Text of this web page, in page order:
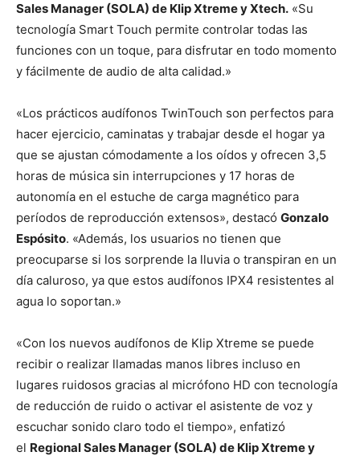
Sales Manager (SOLA) de Klip Xtreme y Xtech. «Su
tecnología Smart Touch permite controlar todas las
funciones con un toque, para disfrutar en todo momento
y fácilmente de audio de alta calidad.»
«Los prácticos audífonos TwinTouch son perfectos para
hacer ejercicio, caminatas y trabajar desde el hogar ya
que se ajustan cómodamente a los oídos y ofrecen 3,5
horas de música sin interrupciones y 17 horas de
autonomía en el estuche de carga magnético para
períodos de reproducción extensos», destacó Gonzalo
Espósito. «Además, los usuarios no tienen que
preocuparse si los sorprende la lluvia o transpiran en un
día caluroso, ya que estos audífonos IPX4 resistentes al
agua lo soportan.»
«Con los nuevos audífonos de Klip Xtreme se puede
recibir o realizar llamadas manos libres incluso en
lugares ruidosos gracias al micrófono HD con tecnología
de reducción de ruido o activar el asistente de voz y
escuchar sonido claro todo el tiempo», enfatizó
el Regional Sales Manager (SOLA) de Klip Xtreme y